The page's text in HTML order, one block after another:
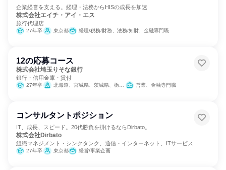
企業経営を支える。経理・法務からHISの成長を加速
株式会社エイチ・アイ・エス
旅行代理店
27年卒 東京都 経理/税務/財務、法務/知財、金融専門職
12の応募コース
株式会社埼玉りそな銀行
銀行・信用金庫・貸付
27年卒 北海道、宮城県、茨城県、栃木県、群馬県、埼玉県、千葉県、東京都、神奈川県、新潟県、山梨県、長野県、静岡県、愛知県、三重県、滋賀県、京都府、大阪府、兵庫県、奈良県、和歌山県、広島県、福岡県、熊本県 営業、金融専門職
コンサルタントポジション
IT、成長、スピード。20代勝負を掛けるならDirbato。
株式会社Dirbato
組織マネジメント・シンクタンク、通信・インターネット、ITサービス
27年卒 東京都 経営/事業企画